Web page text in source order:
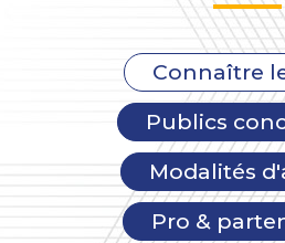
Connaître
Publics
Modalités
Pro &